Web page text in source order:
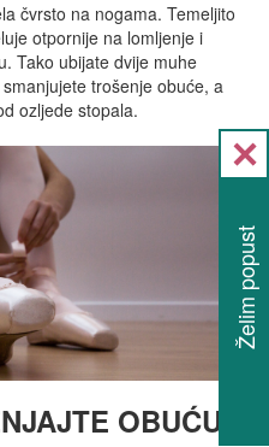
čvrsto na nogama. Temeljito
otpornije na lomljenje i
Tako ubijate dvije muhe
trošenje obuće, a
ozljede stopala.
OBUĆU
Želim popust